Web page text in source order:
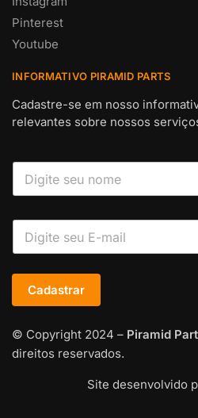
Pinterest
Youtube
INFORMATIVO PIRAMID PARTS
Cadastre-se em nosso
relevantes sobre nossos
Cadastrar
© Copyright 2024 – Piramid
direitos reservados.
Site desenvolvido